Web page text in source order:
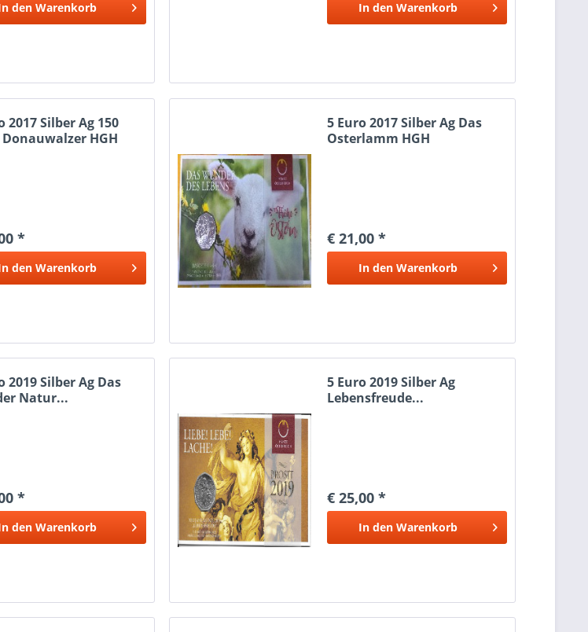
den Warenkorb In den Warenkorb
2017 Silber Ag 150
Donauwalzer HGH
*
den Warenkorb
5 Euro 2017 Silber Ag Das
Osterlamm HGH
€ 21,00 *
In den Warenkorb
2019 Silber Ag Das
Natur...
*
den Warenkorb
5 Euro 2019 Silber Ag
Lebensfreude...
€ 25,00 *
In den Warenkorb